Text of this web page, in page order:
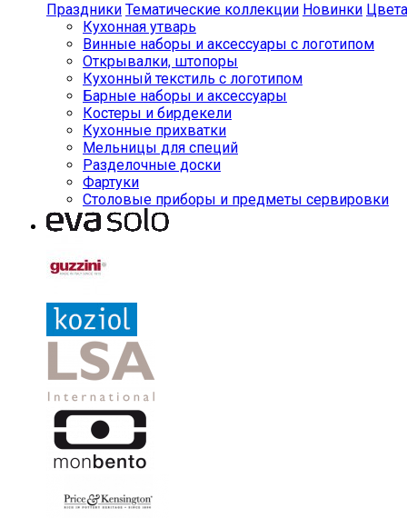
Праздники Тематические коллекции Новинки Цвета
Кухонная утварь
Винные наборы и аксессуары с логотипом
Открывалки, штопоры
Кухонный текстиль с логотипом
Барные наборы и аксессуары
Костеры и бирдекели
Кухонные прихватки
Мельницы для специй
Разделочные доски
Фартуки
Столовые приборы и предметы сервировки